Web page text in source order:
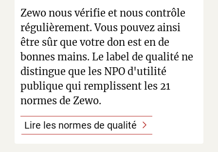
Zewo nous vérifie et nous contrôle
régulièrement. Vous pouvez ainsi
être sûr que votre don est en de
bonnes mains. Le label de qualité ne
distingue que les NPO d'utilité
publique qui remplissent les 21
normes de Zewo.
Lire les normes de qualité